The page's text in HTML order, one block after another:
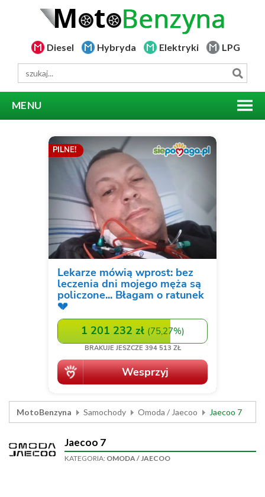
Diesel Hybryda Elektryki LPG
MENU
MotoBenzyna Samochody Omoda / Jaecoo Jaecoo 7
Jaecoo 7
KATEGORIA: OMODA / JAECOO